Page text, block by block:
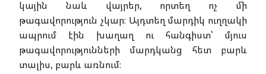
կային նաև վայրեր, որտեղ ոչ մի
թագավորություն չկար։ Այդտեղ մարդիկ ուղղակի
ապրում էին խաղաղ ու հանգիստ՝ մյուս
թագավորությունների մարդկանց հետ բարև
տալիս, բարև առնում։